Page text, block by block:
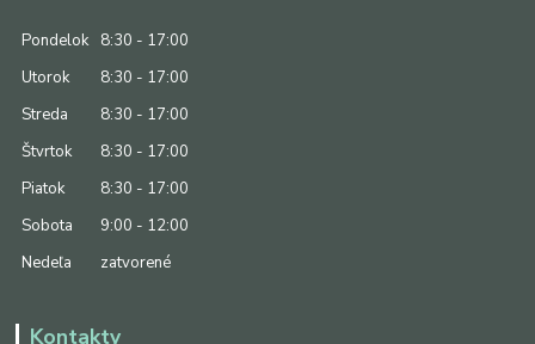
Pondelok
8:30 - 17:00
Utorok
8:30 - 17:00
Streda
8:30 - 17:00
Štvrtok
8:30 - 17:00
Piatok
8:30 - 17:00
Sobota
9:00 - 12:00
Nedeľa
zatvorené
Kontakty